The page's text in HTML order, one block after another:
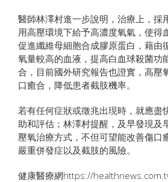
醫師林澤村進一步說明，治療上，採
用高壓環境下給予高濃度氧氣，使得
促進纖維母細胞合成膠原蛋白，藉由
氧量較高的血液，提高白血球殺菌功
合，目前國外研究報告也證實，高壓
口癒合，降低患者截肢機率。
若有任何症狀或徵兆出現時，就應盡
助和評估；林澤村提醒，及早發現及
壓氧治療方式，不但可望能改善傷口
嚴重併發症以及截肢的風險。
健康醫療網https://